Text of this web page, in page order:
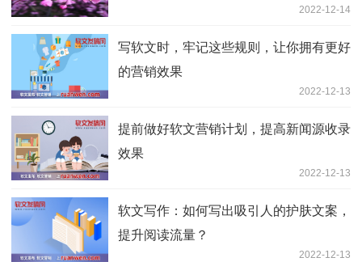
2022-12-14
写软文时，牢记这些规则，让你拥有更好
的营销效果
2022-12-13
提前做好软文营销计划，提高新闻源收录
效果
2022-12-13
软文写作：如何写出吸引人的护肤文案，
提升阅读流量？
2022-12-13